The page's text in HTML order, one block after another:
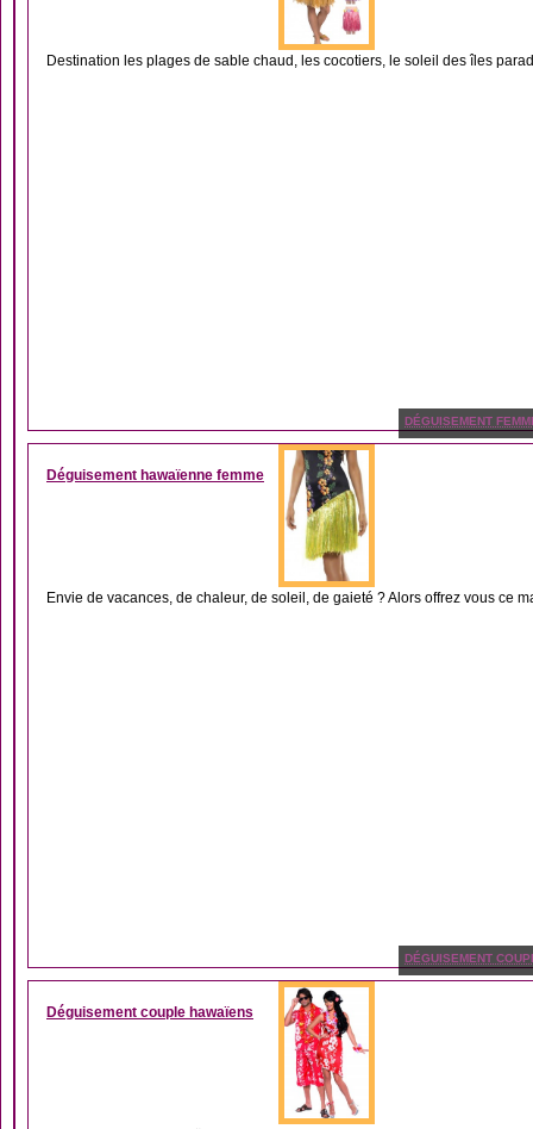
Destination les plages de sable chaud, les cocotiers, le soleil des îles
DÉGUISEMENT
Déguisement hawaïenne femme
Envie de vacances, de chaleur, de soleil, de gaieté ? Alors offrez vous ce
DÉGUISEMENT
Déguisement couple hawaïens